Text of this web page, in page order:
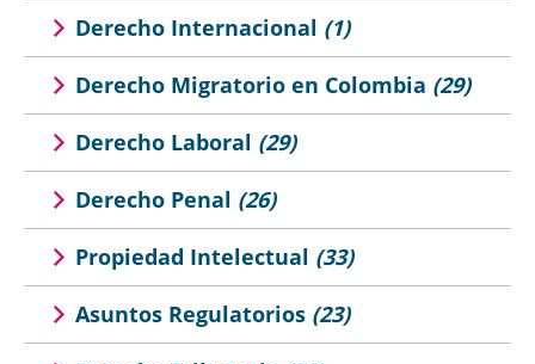
Derecho Internacional (1)
Derecho Migratorio en Colombia (29)
Derecho Laboral (29)
Derecho Penal (26)
Propiedad Intelectual (33)
Asuntos Regulatorios (23)